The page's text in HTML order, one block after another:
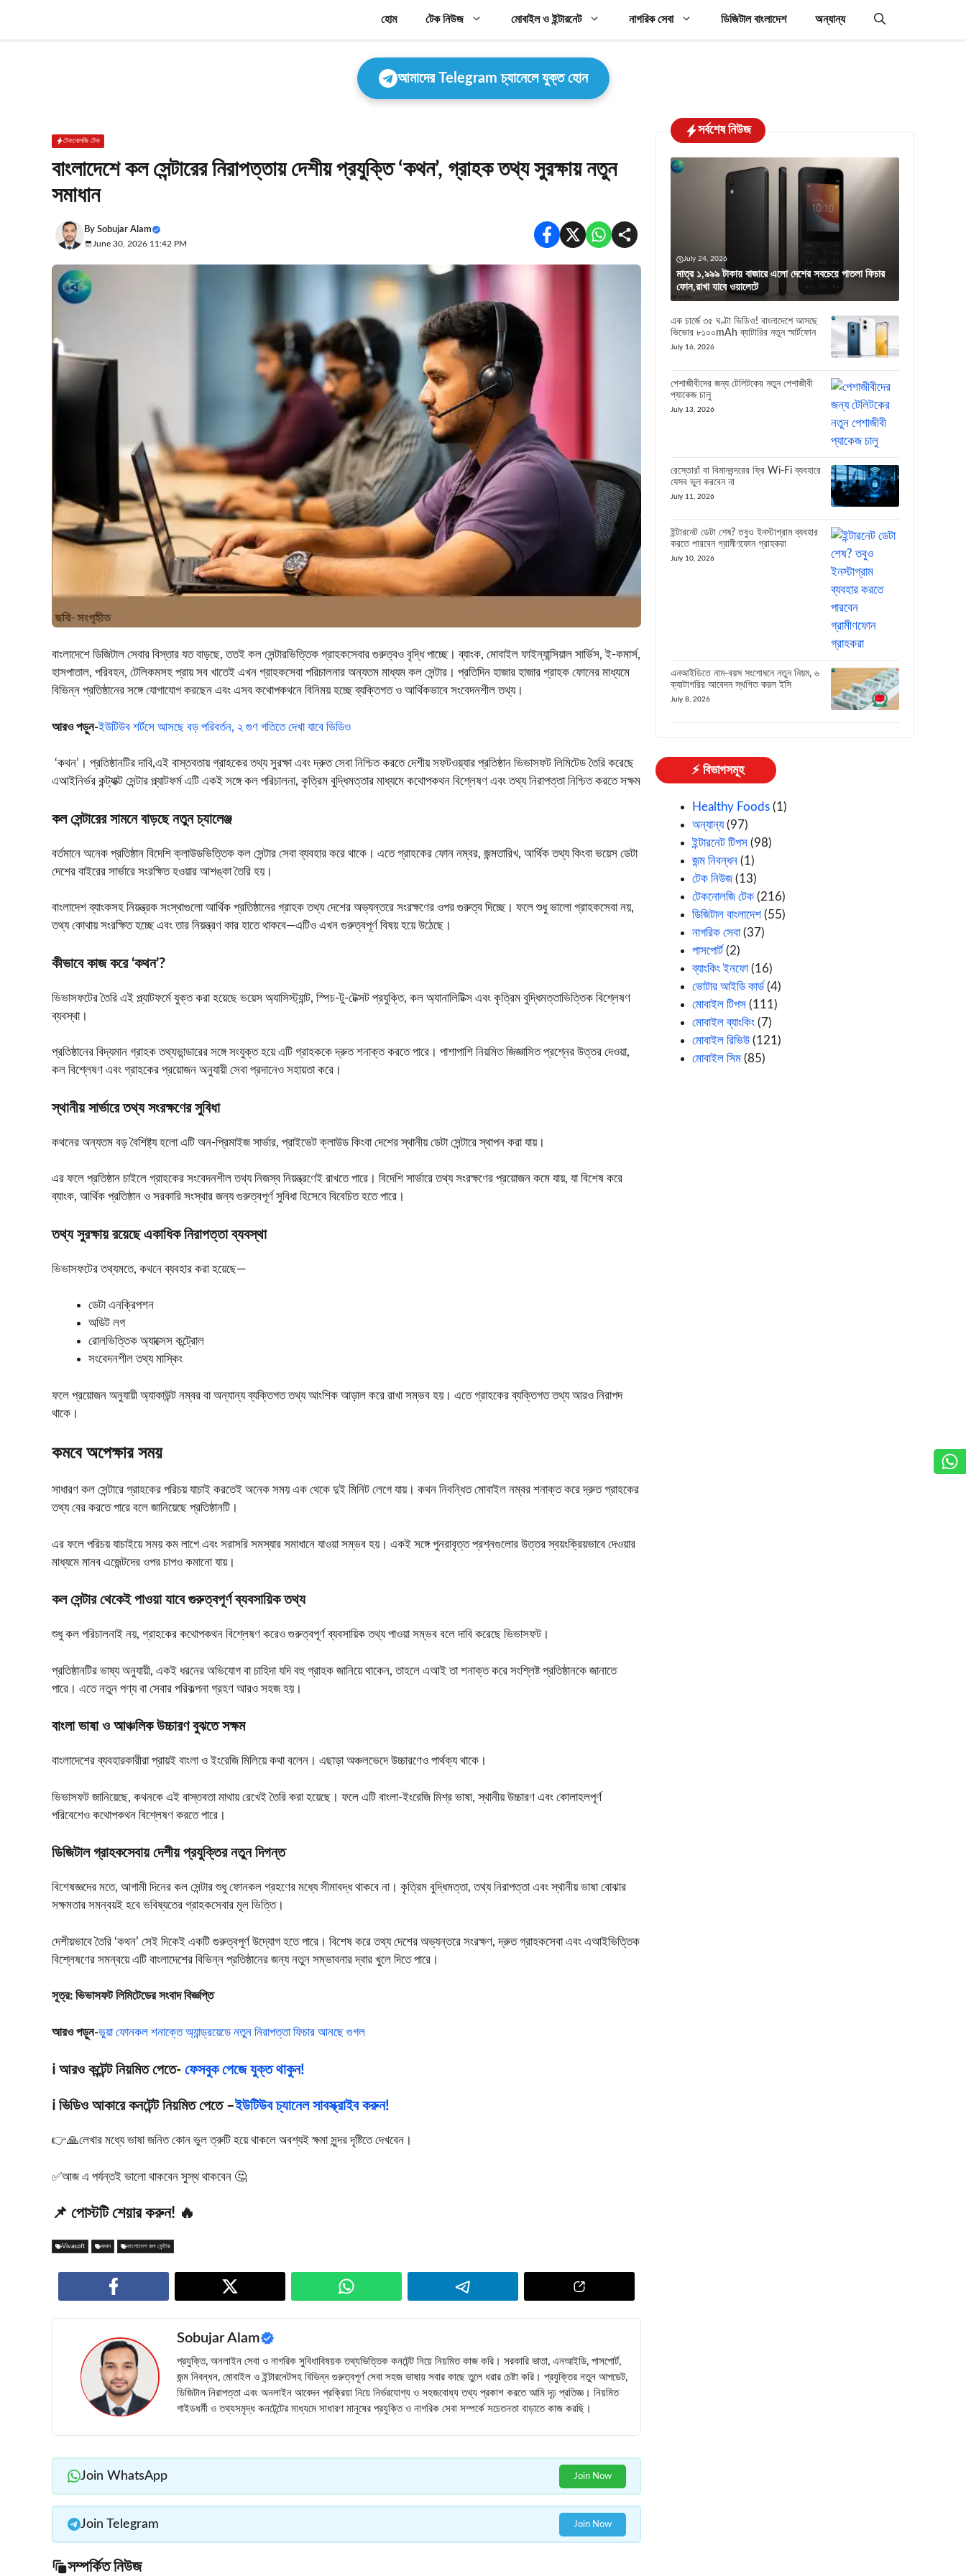
content
হোম টেক নিউজ মোবাইল ও ইন্টারনেট নাগরিক সেবা ডিজিটাল বাংলাদেশ অন্যান্য
আমাদের Telegram চ্যানেলে যুক্ত হোন
টেকনোলজি টেক
বাংলাদেশে কল সেন্টারের নিরাপত্তায় দেশীয় প্রযুক্তি ‘কথন’, গ্রাহক তথ্য সুরক্ষায় নতুন
সমাধান
By Sobujar Alam
June 30, 2026 11:42 PM
বাংলাদেশে ডিজিটাল সেবার বিস্তার যত বাড়ছে, ততই কল সেন্টারভিত্তিক গ্রাহকসেবার গুরুত্বও বৃদ্ধি পাচ্ছে। ব্যাংক, মোবাইল ফাইন্যান্সিয়াল সার্ভিস, ই-কমার্স,
হাসপাতাল, পরিবহন, টেলিকমসহ প্রায় সব খাতেই এখন গ্রাহকসেবা পরিচালনার অন্যতম মাধ্যম কল সেন্টার। প্রতিদিন হাজার হাজার গ্রাহক ফোনের মাধ্যমে
বিভিন্ন প্রতিষ্ঠানের সঙ্গে যোগাযোগ করছেন এবং এসব কথোপকথনে বিনিময় হচ্ছে ব্যক্তিগত ও আর্থিকভাবে সংবেদনশীল তথ্য।
আরও পড়ুন-ইউটিউব শর্টসে আসছে বড় পরিবর্তন, ২ গুণ গতিতে দেখা যাবে ভিডিও
‘কথন’ । প্রতিষ্ঠানটির দাবি,এই বাস্তবতায় গ্রাহকের তথ্য সুরক্ষা এবং দ্রুত সেবা নিশ্চিত করতে দেশীয় সফটওয়্যার প্রতিষ্ঠান ভিভাসফট লিমিটেডতৈরি করেছে
এআইনির্ভর কন্ট্যাক্ট সেন্টার প্ল্যাটফর্ম এটি একই সঙ্গে কল পরিচালনা, কৃত্রিম বুদ্ধিমত্তার মাধ্যমে কথোপকথন বিশ্লেষণ এবং তথ্য নিরাপত্তা নিশ্চিত করতে সক্ষম
কল সেন্টারের সামনে বাড়ছে নতুন চ্যালেঞ্জ
বর্তমানে অনেক প্রতিষ্ঠান বিদেশি ক্লাউডভিত্তিক কল সেন্টার সেবা ব্যবহার করে থাকে। এতে গ্রাহকের ফোন নম্বর, জন্মতারিখ, আর্থিক তথ্য কিংবা ভয়েস ডেটা
দেশের বাইরের সার্ভারে সংরক্ষিত হওয়ার আশঙ্কা তৈরি হয়।
বাংলাদেশ ব্যাংকসহ নিয়ন্ত্রক সংস্থাগুলো আর্থিক প্রতিষ্ঠানের গ্রাহক তথ্য দেশের অভ্যন্তরে সংরক্ষণের ওপর গুরুত্ব দিচ্ছে। ফলে শুধু ভালো গ্রাহকসেবা নয়,
তথ্য কোথায় সংরক্ষিত হচ্ছে এবং তার নিয়ন্ত্রণ কার হাতে থাকবে—এটিও এখন গুরুত্বপূর্ণ বিষয় হয়ে উঠেছে।
কীভাবে কাজ করে ‘কথন’?
ভিভাসফটের তৈরি এই প্ল্যাটফর্মে যুক্ত করা হয়েছে ভয়েস অ্যাসিস্ট্যান্ট, স্পিচ-টু-টেক্সট প্রযুক্তি, কল অ্যানালিটিক্স এবং কৃত্রিম বুদ্ধিমত্তাভিত্তিক বিশ্লেষণ
ব্যবস্থা।
প্রতিষ্ঠানের বিদ্যমান গ্রাহক তথ্যভান্ডারের সঙ্গে সংযুক্ত হয়ে এটি গ্রাহককে দ্রুত শনাক্ত করতে পারে। পাশাপাশি নিয়মিত জিজ্ঞাসিত প্রশ্নের উত্তর দেওয়া,
কল বিশ্লেষণ এবং গ্রাহকের প্রয়োজন অনুযায়ী সেবা প্রদানেও সহায়তা করে।
স্থানীয় সার্ভারে তথ্য সংরক্ষণের সুবিধা
কথনের অন্যতম বড় বৈশিষ্ট্য হলো এটি অন-প্রিমাইজ সার্ভার, প্রাইভেট ক্লাউড কিংবা দেশের স্থানীয় ডেটা সেন্টারে স্থাপন করা যায়।
এর ফলে প্রতিষ্ঠান চাইলে গ্রাহকের সংবেদনশীল তথ্য নিজস্ব নিয়ন্ত্রণেই রাখতে পারে। বিদেশি সার্ভারে তথ্য সংরক্ষণের প্রয়োজন কমে যায়, যা বিশেষ করে
ব্যাংক, আর্থিক প্রতিষ্ঠান ও সরকারি সংস্থার জন্য গুরুত্বপূর্ণ সুবিধা হিসেবে বিবেচিত হতে পারে।
তথ্য সুরক্ষায় রয়েছে একাধিক নিরাপত্তা ব্যবস্থা
ভিভাসফটের তথ্যমতে, কথনে ব্যবহার করা হয়েছে—
ডেটা এনক্রিপশন
অডিট লগ
রোলভিত্তিক অ্যাক্সেস কন্ট্রোল
সংবেদনশীল তথ্য মাস্কিং
ফলে প্রয়োজন অনুযায়ী অ্যাকাউন্ট নম্বর বা অন্যান্য ব্যক্তিগত তথ্য আংশিক আড়াল করে রাখা সম্ভব হয়। এতে গ্রাহকের ব্যক্তিগত তথ্য আরও নিরাপদ
থাকে।
কমবে অপেক্ষার সময়
সাধারণ কল সেন্টারে গ্রাহকের পরিচয় যাচাই করতেই অনেক সময় এক থেকে দুই মিনিট লেগে যায়। কথন নিবন্ধিত মোবাইল নম্বর শনাক্ত করে দ্রুত গ্রাহকের
তথ্য বের করতে পারে বলে জানিয়েছে প্রতিষ্ঠানটি।
এর ফলে পরিচয় যাচাইয়ে সময় কম লাগে এবং সরাসরি সমস্যার সমাধানে যাওয়া সম্ভব হয়। একই সঙ্গে পুনরাবৃত্ত প্রশ্নগুলোর উত্তর স্বয়ংক্রিয়ভাবে দেওয়ার
মাধ্যমে মানব এজেন্টদের ওপর চাপও কমানো যায়।
কল সেন্টার থেকেই পাওয়া যাবে গুরুত্বপূর্ণ ব্যবসায়িক তথ্য
শুধু কল পরিচালনাই নয়, গ্রাহকের কথোপকথন বিশ্লেষণ করেও গুরুত্বপূর্ণ ব্যবসায়িক তথ্য পাওয়া সম্ভব বলে দাবি করেছে ভিভাসফট।
প্রতিষ্ঠানটির ভাষ্য অনুযায়ী, একই ধরনের অভিযোগ বা চাহিদা যদি বহু গ্রাহক জানিয়ে থাকেন, তাহলে এআই তা শনাক্ত করে সংশ্লিষ্ট প্রতিষ্ঠানকে জানাতে
পারে। এতে নতুন পণ্য বা সেবার পরিকল্পনা গ্রহণ আরও সহজ হয়।
বাংলা ভাষা ও আঞ্চলিক উচ্চারণ বুঝতে সক্ষম
বাংলাদেশের ব্যবহারকারীরা প্রায়ই বাংলা ও ইংরেজি মিলিয়ে কথা বলেন। এছাড়া অঞ্চলভেদে উচ্চারণেও পার্থক্য থাকে।
ভিভাসফট জানিয়েছে, কথনকে এই বাস্তবতা মাথায় রেখেই তৈরি করা হয়েছে। ফলে এটি বাংলা-ইংরেজি মিশ্র ভাষা, স্থানীয় উচ্চারণ এবং কোলাহলপূর্ণ
পরিবেশেও কথোপকথন বিশ্লেষণ করতে পারে।
ডিজিটাল গ্রাহকসেবায় দেশীয় প্রযুক্তির নতুন দিগন্ত
বিশেষজ্ঞদের মতে, আগামী দিনের কল সেন্টার শুধু ফোনকল গ্রহণের মধ্যে সীমাবদ্ধ থাকবে না। কৃত্রিম বুদ্ধিমত্তা, তথ্য নিরাপত্তা এবং স্থানীয় ভাষা বোঝার
সক্ষমতার সমন্বয়ই হবে ভবিষ্যতের গ্রাহকসেবার মূল ভিত্তি।
দেশীয়ভাবে তৈরি ‘কথন’ সেই দিকেই একটি গুরুত্বপূর্ণ উদ্যোগ হতে পারে। বিশেষ করে তথ্য দেশের অভ্যন্তরে সংরক্ষণ, দ্রুত গ্রাহকসেবা এবং এআইভিত্তিক
বিশ্লেষণের সমন্বয়ে এটি বাংলাদেশের বিভিন্ন প্রতিষ্ঠানের জন্য নতুন সম্ভাবনার দ্বার খুলে দিতে পারে।
সূত্র: ভিভাসফট লিমিটেডের সংবাদ বিজ্ঞপ্তি
আরও পড়ুন-ভুয়া ফোনকল শনাক্তে অ্যান্ড্রয়েডে নতুন নিরাপত্তা ফিচার আনছে গুগল
ℹ️ আরও কন্টেন্ট নিয়মিত পেতে- ফেসবুক পেজে যুক্ত থাকুন!
ℹ️ ভিডিও আকারে কনটেন্ট নিয়মিত পেতে –ইউটিউব চ্যানেল সাবস্ক্রাইব করুন!
👉🙏লেখার মধ্যে ভাষা জনিত কোন ভুল ত্রুটি হয়ে থাকলে অবশ্যই ক্ষমা সুন্দর দৃষ্টিতে দেখবেন।
✅আজ এ পর্যন্তই ভালো থাকবেন সুস্থ থাকবেন 🤔
📌 পোস্টটি শেয়ার করুন! 🔥
Vivasoft কথন বাংলাদেশ কল সেন্টার
Sobujar Alam
প্রযুক্তি, অনলাইন সেবা ও নাগরিক সুবিধাবিষয়ক তথ্যভিত্তিক কনটেন্ট নিয়ে নিয়মিত কাজ করি। সরকারি ভাতা, এনআইডি, পাসপোর্ট,
জন্ম নিবন্ধন, মোবাইল ও ইন্টারনেটসহ বিভিন্ন গুরুত্বপূর্ণ সেবা সহজ ভাষায় সবার কাছে তুলে ধরার চেষ্টা করি। প্রযুক্তির নতুন আপডেট,
ডিজিটাল নিরাপত্তা এবং অনলাইন আবেদন প্রক্রিয়া নিয়ে নির্ভরযোগ্য ও সহজবোধ্য তথ্য প্রকাশ করতে আমি দৃঢ় প্রতিজ্ঞ। নিয়মিত
গাইডধর্মী ও তথ্যসমৃদ্ধ কনটেন্টের মাধ্যমে সাধারণ মানুষের প্রযুক্তি ও নাগরিক সেবা সম্পর্কে সচেতনতা বাড়াতে কাজ করছি।
Join WhatsApp Join Now
Join Telegram Join Now
সম্পর্কিত নিউজ
সর্বশেষ নিউজ
July 24, 2026
মাত্র ১,৯৯৯ টাকায় বাজারে এলো দেশের সবচেয়ে পাতলা ফিচার
ফোন,রাখা যাবে ওয়ালেটে
এক চার্জে ৩৫ ঘণ্টা ভিডিও! বাংলাদেশে আসছে
ভিভোর ৮১০০mAh ব্যাটারির নতুন স্মার্টফোন
July 16, 2026
পেশাজীবীদের জন্য টেলিটকের নতুন পেশাজীবী
প্যাকেজ চালু
July 13, 2026
রেস্তোরাঁ বা বিমানবন্দরের ফ্রি Wi-Fi ব্যবহারে
যেসব ভুল করবেন না
July 11, 2026
ইন্টারনেট ডেটা শেষ? তবুও ইনস্টাগ্রাম ব্যবহার
করতে পারবেন গ্রামীণফোন গ্রাহকরা
July 10, 2026
এনআইডিতে নাম-বয়স সংশোধনে নতুন নিয়ম, ৬
ক্যাটাগরির আবেদন স্থগিত করল ইসি
July 8, 2026
⚡ বিভাগসমূহ
Healthy Foods (1)
অন্যান্য(97)
ইন্টারনেট টিপস (98)
জন্ম নিবন্ধন (1)
টেক নিউজ(13)
টেকনোলজি টেক (216)
ডিজিটাল বাংলাদেশ (55)
নাগরিক সেবা(37)
পাসপোর্ট (2)
ব্যাংকিং ইনফো(16)
ভোটার আইডি কার্ড (4)
মোবাইল টিপস (111)
মোবাইল ব্যাংকিং (7)
মোবাইল রিভিউ (121)
মোবাইল সিম (85)